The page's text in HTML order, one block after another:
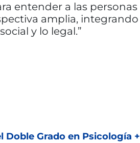
entender a las personas
amplia, integrando
y lo legal.
Doble Grado en Psicología +